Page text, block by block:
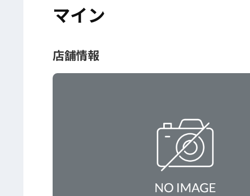
マイン
店舗情報